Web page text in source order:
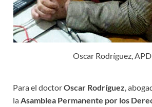
Oscar Rodríguez,
Para el doctorOscar Rodríguez ,
la Asamblea Permanente por los